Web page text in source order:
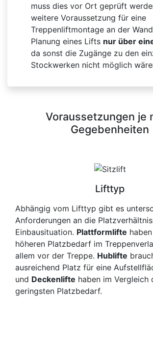
muss dies vor Ort geprüft
weitere Voraussetzung für eine
Treppenliftmontage an der
Planung eines Lifts nur über
da sonst die Zugänge zu den
Stockwerken nicht möglich
Voraussetzungen je
Gegebenheiten
Lifttyp
Abhängig vom Lifttyp gibt es
Anforderungen an die
Einbausituation. Plattformlifte
höheren Platzbedarf im
allem vor der Treppe. Hublifte
ausreichend Platz für eine
und Deckenlifte haben im Vergleich
geringsten Platzbedarf.